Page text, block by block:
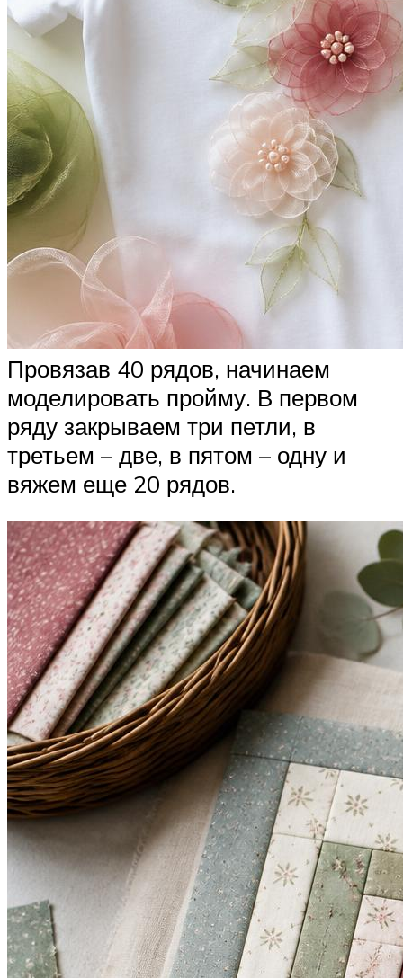
Провязав 40 рядов, начинаем
моделировать пройму. В первом
ряду закрываем три петли, в
третьем – две, в пятом – одну и
вяжем еще 20 рядов.